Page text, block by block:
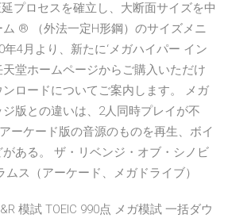
プロセスを確立し、大断面サイズを中
® （外法一定H形鋼）のサイズメニ
4月より、新たに‘メガハイパー イン
堂ホームページからご購入いただけ
ロードについてご案内します。 メガ
ジ版との違いは、2人同時プレイが不
ーケード版の音源のものを再生、ボイ
ある。 ザ・リベンジ・オブ・シノビ
ムス（アーケード、メガドライブ）
模試 TOEIC 990点 メガ模試 一括ダウ